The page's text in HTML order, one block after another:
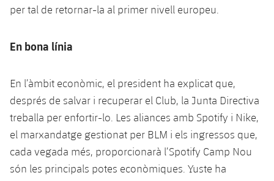
Classificació
Fotos
VALORANT Game Changers
eFootball
per tal de retornar-la al primer nivell europeu.
En bona línia
En l’àmbit econòmic, el president ha explicat que,
després de salvar i recuperar el Club, la Junta Directiva
treballa per enfortir-lo. Les aliances amb Spotify i Nike,
el marxandatge gestionat per BLM i els ingressos que,
cada vegada més, proporcionarà l’Spotify Camp Nou
són les principals potes econòmiques. Yuste ha